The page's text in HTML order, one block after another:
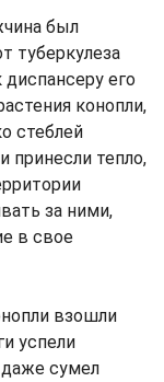
был
туберкулеза
его
конопли,
стеблей
принесли тепло,
за ними,
в свое
взошли
успели
даже сумел